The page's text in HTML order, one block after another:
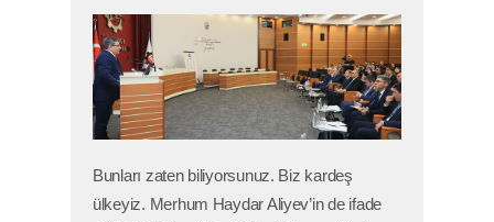
Bunları zaten biliyorsunuz. Biz kardeş
ülkeyiz. Merhum Haydar Aliyev’in de ifade